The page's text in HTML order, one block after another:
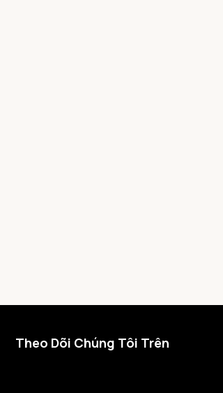
Theo Dõi Chúng Tôi Trên